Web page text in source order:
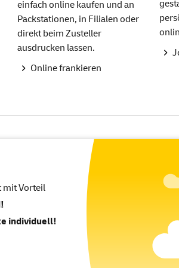
einfach online kaufen und an
Packstationen, in Filialen oder
direkt beim Zusteller
ausdrucken lassen.
Online frankieren
mit Vorteil
individuell!